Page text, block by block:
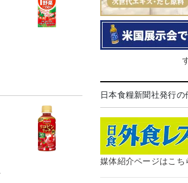
日本食糧新聞社発行の
媒体紹介ページはこち